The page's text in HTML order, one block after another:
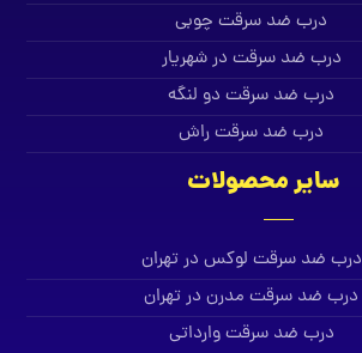
درب ضد سرقت چوبی
درب ضد سرقت در شهریار
درب ضد سرقت دو لنگه
درب ضد سرقت راش
سایر محصولات
درب ضد سرقت لوکس در تهران
درب ضد سرقت مدرن در تهران
درب ضد سرقت وارداتی